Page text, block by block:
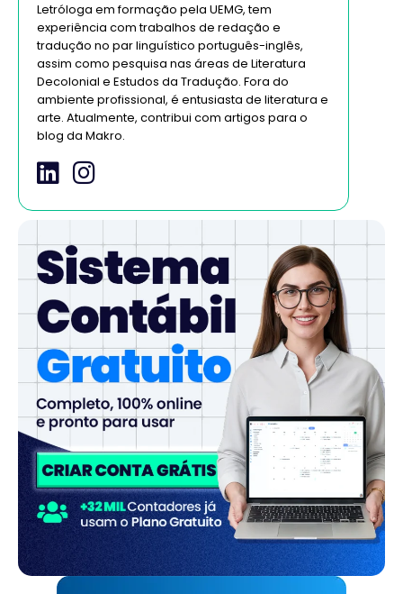
Letróloga em formação pela UEMG, tem
experiência com trabalhos de redação e
tradução no par linguístico português-inglês,
assim como pesquisa nas áreas de Literatura
Decolonial e Estudos da Tradução. Fora do
ambiente profissional, é entusiasta de literatura e
arte. Atualmente, contribui com artigos para o
blog da Makro.